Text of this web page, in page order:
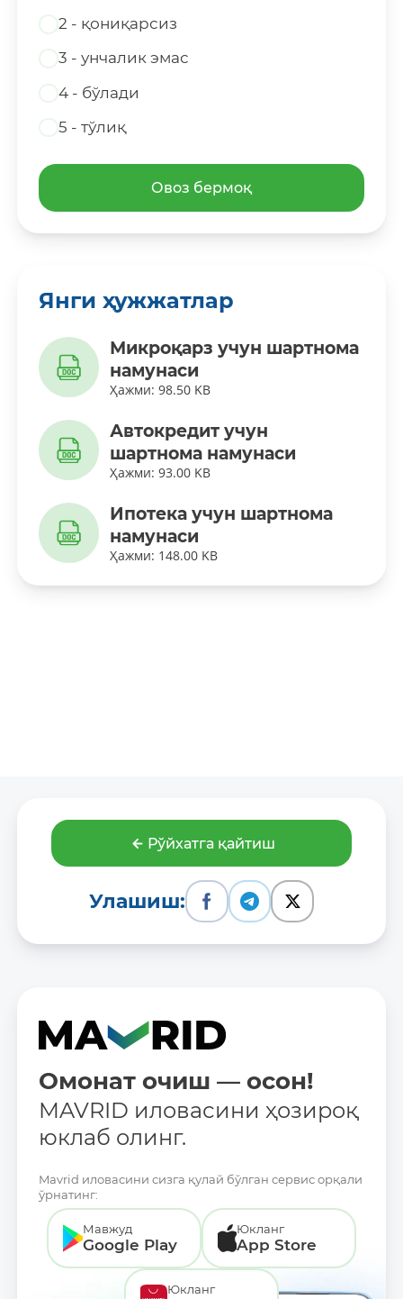
2 - қониқарсиз
3 - унчалик эмас
4 - бўлади
5 - тўлиқ
Овоз бермоқ
Янги ҳужжатлар
Микроқарз учун шартнома
намунаси
Ҳажми: 98.50 KB
Автокредит учун
шартнома намунаси
Ҳажми: 93.00 KB
Ипотека учун шартнома
намунаси
Ҳажми: 148.00 KB
Рўйхатга қайтиш
Улашиш:
Омонат очиш — осон!
MAVRID иловасини ҳозироқ
юклаб олинг.
Mavrid иловасини сизга қулай бўлган сервис орқали
ўрнатинг:
Мавжуд
Google Play
Юкланг
App Store
Юкланг